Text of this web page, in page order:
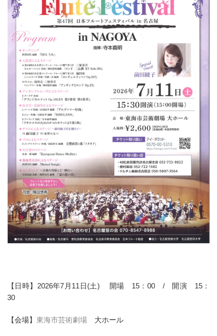
【日時】2026年7月11日(土) 開場 15：00 / 開演 15：
30
【会場】 東海市芸術劇場 大ホール